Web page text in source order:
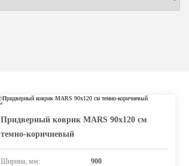
Придверный коврик MARS 90х120 см
темно-коричневый
Ширина, мм:
900